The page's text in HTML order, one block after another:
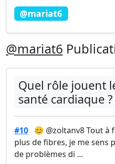
@mariat6
@mariat6
Quel rôle jouent
santé cardiaque ?
#10 😊 @zoltanv8 Tout à
plus de fibres, je me sens
de problèmes di ...